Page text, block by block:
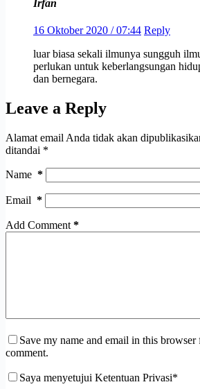
Irfan
16 Oktober 2020 / 07:44 Reply
luar biasa sekali ilmunya sungguh
perlukan untuk keberlangsungan
dan bernegara.
Leave a Reply
Alamat email Anda tidak akan
ditandai *
Name *
Email *
Add Comment *
Save my name and email in this
comment.
Saya menyetujui Ketentuan Privasi*